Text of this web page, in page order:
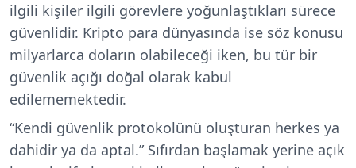
ilgili kişiler ilgili görevlere yoğunlaştıkları sürece
güvenlidir. Kripto para dünyasında ise söz konusu
milyarlarca doların olabileceği iken, bu tür bir
güvenlik açığı doğal olarak kabul
edilememektedir.
“Kendi güvenlik protokolünü oluşturan herkes ya
dahidir ya da aptal.” Sıfırdan başlamak yerine açık